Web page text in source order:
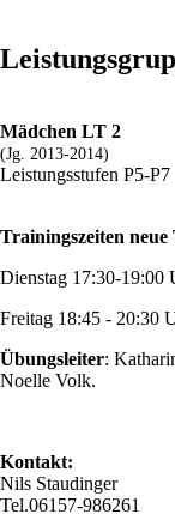
Mädchen LT 2
(Jg. 2013-2014)
Leistungsstufen P5-P7
Trainingszeiten
Dienstag 17:30-19:00
Freitag 18:45 - 20:30
Übungsleiter:
Noelle Volk.
Kontakt:
Nils Staudinger
Tel.06157-986261